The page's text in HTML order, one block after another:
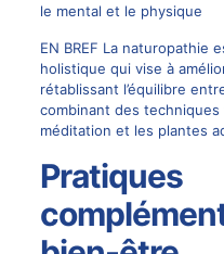
le mental et le physique
EN BREF La naturopathie
holistique qui vise à
rétablissant l’équilibre
combinant des
méditation et les plantes
Pratiques